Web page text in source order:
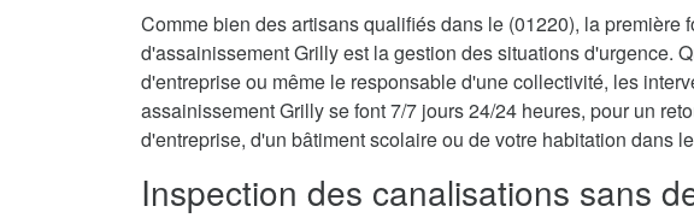
Comme bien des artisans qualifiés dans le (01220), la première
d'assainissement Grilly est la gestion des situations d'urgence.
d'entreprise ou même le responsable d'une collectivité, les
assainissement Grilly se font 7/7 jours 24/24 heures, pour un
d'entreprise, d'un bâtiment scolaire ou de votre habitation dans
Inspection des canalisations sans